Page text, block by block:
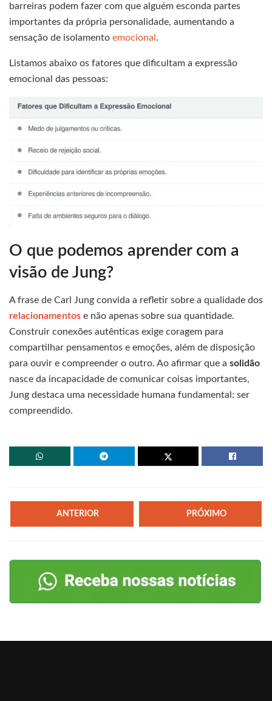
barreiras podem fazer com que alguém esconda partes
importantes da própria personalidade, aumentando a
sensação de isolamento emocional.
Listamos abaixo os fatores que dificultam a expressão
emocional das pessoas:
O que podemos aprender com a
visão de Jung?
A frase de Carl Jung convida a refletir sobre a qualidade dos
relacionamentos e não apenas sobre sua quantidade.
Construir conexões autênticas exige coragem para
compartilhar pensamentos e emoções, além de disposição
para ouvir e compreender o outro. Ao afirmar que a solidão
nasce da incapacidade de comunicar coisas importantes,
Jung destaca uma necessidade humana fundamental: ser
compreendido.
ANTERIOR PRÓXIMO